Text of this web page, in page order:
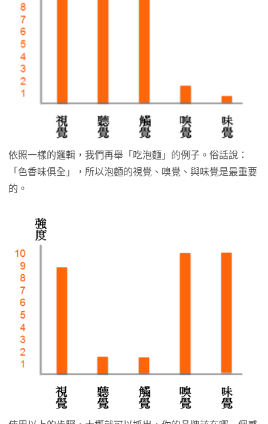
依照一樣的邏輯，我們再舉「吃泡麵」的例子。俗話說：
「色香味俱全」，所以泡麵的視覺、嗅覺、與味覺是最重要
的。